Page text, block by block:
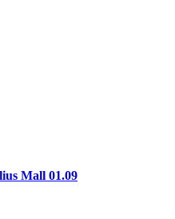
Mall 01.09